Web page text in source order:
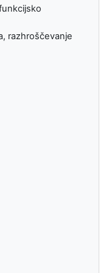
razhroščevanje